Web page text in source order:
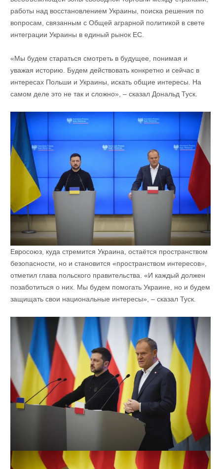
работы над восстановлением Украины, поиска решения по
вопросам, связанным с Общей аграрной политикой в свете
интеграции Украины в единый рынок ЕС.
«Мы будем стараться смотреть в будущее, понимая и
уважая историю. Будем действовать конкретно и сейчас в
интересах Польши и Украины, искать общие интересы. На
самом деле это не так и сложно», – сказал Дональд Туск.
Евросоюз, куда стремится Украина, остаётся пространством
безопасности, но и становится «пространством интересов»,
отметил глава польского правительства. «И каждый должен
позаботиться о них. Мы будем помогать Украине, но и будем
защищать свои национальные интересы», – сказал Туск.